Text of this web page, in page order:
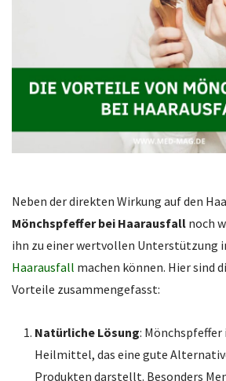
Neben der direkten Wirkung auf den
Mönchspfeffer bei Haarausfall noch
ihn zu einer wertvollen Unterstützung
Haarausfall machen können. Hier sind
Vorteile zusammengefasst:
Natürliche Lösung:
Heilmittel, das eine gute
Produkten darstellt. Besonders